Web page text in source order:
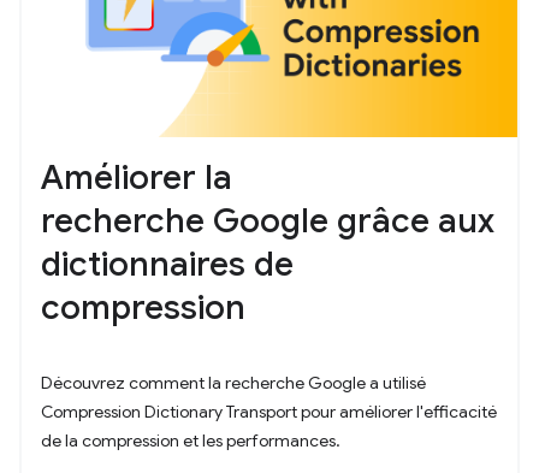
Améliorer la
recherche Google grâce aux
dictionnaires de
compression
Découvrez comment la recherche Google a utilisé
Compression Dictionary Transport pour améliorer l'efficacité
de la compression et les performances.